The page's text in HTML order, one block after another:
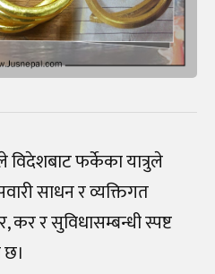
फर्केका यात्रुले
साधन र व्यक्तिगत
कर र सुविधासम्बन्धी स्पष्ट